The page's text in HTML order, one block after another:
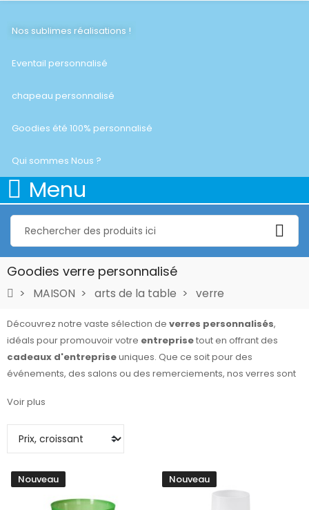
Nos sublimes réalisations !
Eventail personnalisé
chapeau personnalisé
Goodies été 100% personnalisé
Qui sommes Nous ?
Menu
Goodies verre personnalisé
MAISON arts de la table verre
Découvrez notre vaste sélection de verres personnalisés,
idéals pour promouvoir votre entreprisetout en offrant des
cadeaux d'entrepriseuniques. Que ce soit pour des
événements, des salons ou des remerciements, nos verres sont
verres à vin raffinés aux mugs pratiques, tous personnalisables
selon vos besoins. La qualité de nos produits et notre savoir-faire
maximale et des souvenirs inoubliables pour vos clients.
Optimisez votre stratégie marketing avec nos solutions de
Voir plus
Nouveau Nouveau